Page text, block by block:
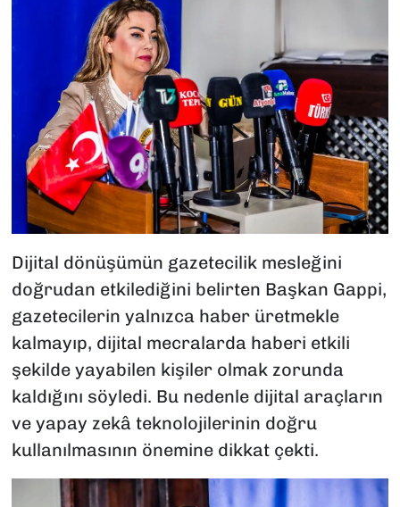
Dijital dönüşümün gazetecilik mesleğini
doğrudan etkilediğini belirten Başkan Gappi,
gazetecilerin yalnızca haber üretmekle
kalmayıp, dijital mecralarda haberi etkili
şekilde yayabilen kişiler olmak zorunda
kaldığını söyledi. Bu nedenle dijital araçların
ve yapay zekâ teknolojilerinin doğru
kullanılmasının önemine dikkat çekti.